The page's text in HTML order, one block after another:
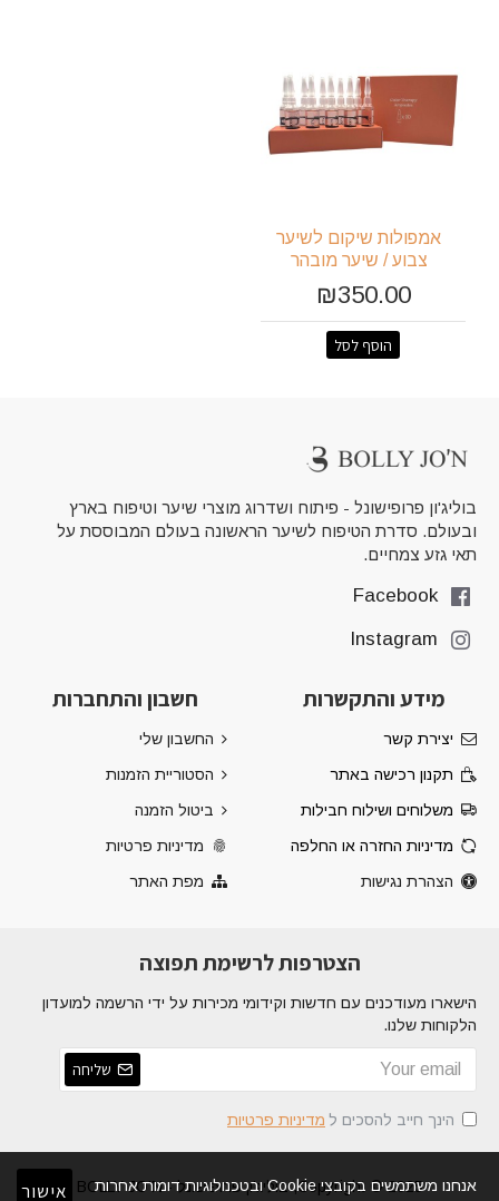
אמפולות שיקום לשיער
צבוע / שיער מובהר
₪350.00
הוסף לסל
בוליג'ון פרופישונל - פיתוח ושדרוג מוצרי שיער וטיפוח בארץ
ובעולם. סדרת הטיפוח לשיער הראשונה בעולם המבוססת על
תאי גזע צמחיים.
Facebook
Instagram
מידע והתקשרות
יצירת קשר
תקנון רכישה באתר
משלוחים ושילוח חבילות
מדיניות החזרה או החלפה
הצהרת נגישות
חשבון והתחברות
החשבון שלי
הסטוריית הזמנות
ביטול הזמנה
מדיניות פרטיות
מפת האתר
הצטרפות לרשימת תפוצה
הישארו מעודכנים עם חדשות וקידומי מכירות על ידי הרשמה למועדון
הלקוחות שלנו.
שליחה
הינך חייב להסכים ל מדיניות פרטיות
Copyright © 2025, בוליג'ון פרופישונל - BOLLY JO'N אישור
אנחנו משתמשים בקובצי Cookie ובטכנולוגיות דומות אחרות